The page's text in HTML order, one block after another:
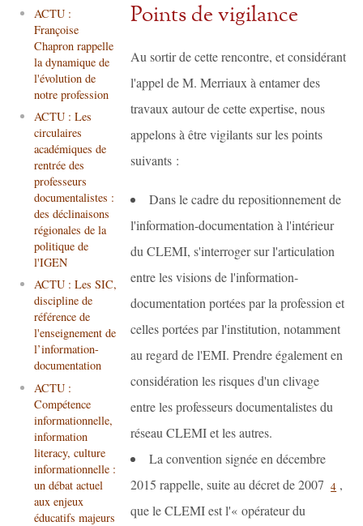
ACTU :
Françoise
Chapron rappelle
la dynamique de
l'évolution de
notre profession
ACTU : Les
circulaires
académiques de
rentrée des
professeurs
documentalistes :
des déclinaisons
régionales de la
politique de
l'IGEN
ACTU : Les SIC,
discipline de
référence de
l'enseignement de
l’information-
documentation
ACTU :
Compétence
informationnelle,
information
literacy, culture
informationnelle :
un débat actuel
aux enjeux
éducatifs majeurs
Points de vigilance
Au sortir de cette rencontre, et considérant
l'appel de M. Merriaux à entamer des
travaux autour de cette expertise, nous
appelons à être vigilants sur les points
suivants :
Dans le cadre du repositionnement de
l'information-documentation à l'intérieur
du CLEMI, s'interroger sur l'articulation
entre les visions de l'information-
documentation portées par la profession et
celles portées par l'institution, notamment
au regard de l'EMI. Prendre également en
considération les risques d'un clivage
entre les professeurs documentalistes du
réseau CLEMI et les autres.
La convention signée en décembre
2015 rappelle, suite au décret de 2007 4 ,
que le CLEMI est l'« opérateur du